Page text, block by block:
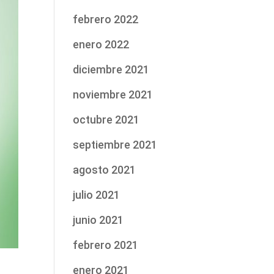
febrero 2022
enero 2022
diciembre 2021
noviembre 2021
octubre 2021
septiembre 2021
agosto 2021
julio 2021
junio 2021
febrero 2021
enero 2021